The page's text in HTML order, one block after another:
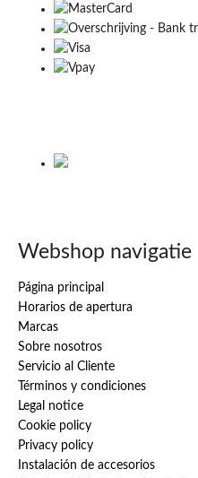
Webshop navigatie
Página principal
Horarios de apertura
Marcas
Sobre nosotros
Servicio al Cliente
Términos y condiciones
Legal notice
Cookie policy
Privacy policy
Instalación de accesorios